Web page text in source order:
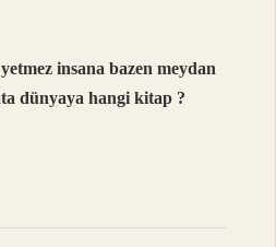
insana bazen meydan
dünyaya hangi kitap ?